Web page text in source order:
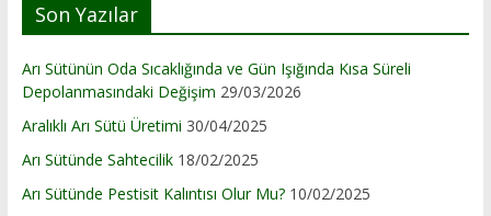
Son Yazılar
Arı Sütünün Oda Sıcaklığında ve Gün Işığında Kısa Süreli
Depolanmasındaki Değişim 29/03/2026
Aralıklı Arı Sütü Üretimi 30/04/2025
Arı Sütünde Sahtecilik 18/02/2025
Arı Sütünde Pestisit Kalıntısı Olur Mu? 10/02/2025